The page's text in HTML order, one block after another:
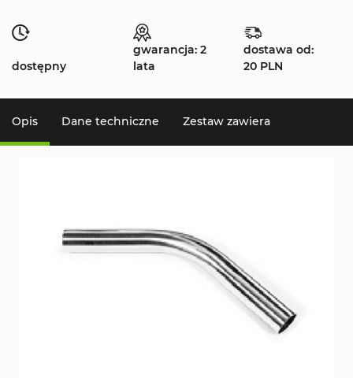
dostępny
gwarancja: 2
lata
dostawa od:
20 PLN
Opis Dane techniczne Zestaw zawiera